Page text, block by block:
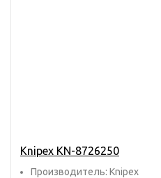
Knipex KN-8726250
Прoизвoдитель: Knipex